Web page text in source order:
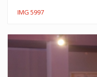
IMG 5997